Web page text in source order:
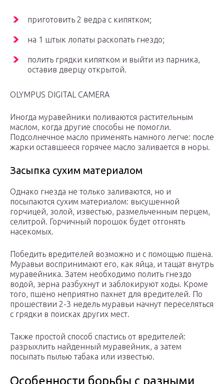
приготовить 2 ведра с кипятком;
на 1 штык лопаты раскопать гнездо;
полить грядки кипятком и выйти из парника,
оставив дверцу открытой.
OLYMPUS DIGITAL CAMERA
Иногда муравейники поливаются растительным
маслом, когда другие способы не помогли.
Подсолнечное масло применять намного легче: после
жарки оставшееся горячее масло заливается в норы.
Засыпка сухим материалом
Однако гнезда не только заливаются, но и
посыпаются сухим материалом: высушенной
горчицей, золой, известью, размельченным перцем,
селитрой. Горчичный порошок будет отгонять
насекомых.
Победить вредителей возможно и с помощью пшена.
Муравьи воспринимают его, как яйца, и тащат внутрь
муравейника. Затем необходимо полить гнездо
водой, зерна разбухнут и заблокируют ходы. Кроме
того, пшено неприятно пахнет для вредителей. По
прошествии 2-3 недель муравьи начнут переселяться
с грядки в поисках других мест.
Также простой способ спастись от вредителей:
разрыхлить найденный муравейник, а затем
посыпать пылью табака или известью.
Особенности борьбы с разными